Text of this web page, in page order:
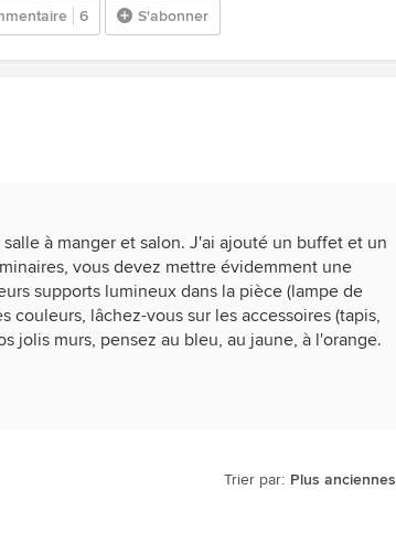
6 S'abonner
à manger et salon. J'ai ajouté un buffet et un
vous devez mettre évidemment une
supports lumineux dans la pièce (lampe de
couleurs, lâchez-vous sur les accessoires (tapis,
jolis murs, pensez au bleu, au jaune, à l'orange.
Trier par: Plus anciennes